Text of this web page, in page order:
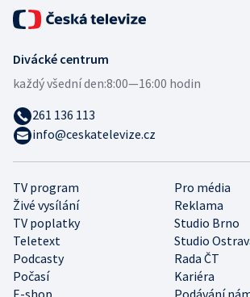
TV program
Pro média
Živé vysílání
Reklama
TV poplatky
Studio Brno
Teletext
Studio
Podcasty
Rada ČT
Počasí
Kariéra
E-shop
Podávání
Divácké centrum
každý všední den:8:00—16:00 hodin
261 136 113
info@ceskatelevize.cz